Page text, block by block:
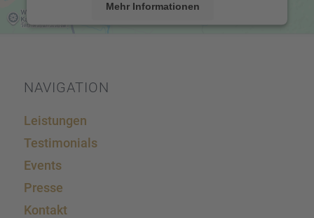
Mehr Informationen
NAVIGA­TION
Leistun­gen
Testi­mo­ni­als
Events
Presse
Kontakt